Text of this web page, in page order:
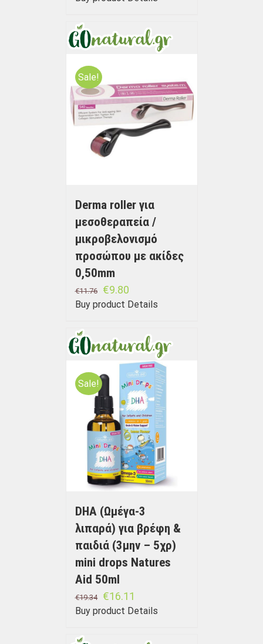
Sale!
Derma roller για
μεσοθεραπεία /
μικροβελονισμό
προσώπου με ακίδες
0,50mm
€11.76 €9.80
Buy product Details
Sale!
DHA (Ωμέγα-3
λιπαρά) για βρέφη &
παιδιά (3μην – 5χρ)
mini drops Natures
Aid 50ml
€19.34 €16.11
Buy product Details